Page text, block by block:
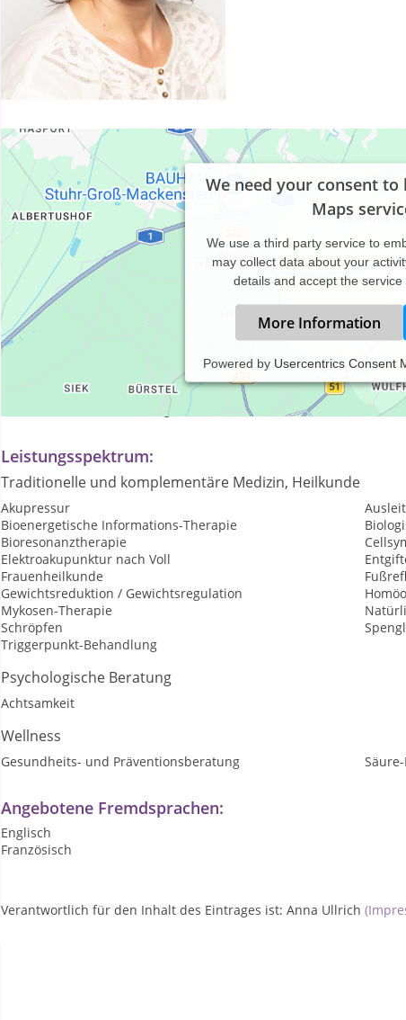
We need your consent to
Maps
We use a third party service to
may collect data about your
details and accept the service
More Information
Powered by Usercentrics Consent
Praxiszeiten:
Termine nach Vereinbarung.
Leistungsspektrum:
Traditionelle und komplementäre Medizin, Heilkunde
Akupressur
Bioenergetische Informations-Therapie
Bioresonanztherapie
Elektroakupunktur nach Voll
Frauenheilkunde
Gewichtsreduktion / Gewichtsregulation
Mykosen-Therapie
Schröpfen
Triggerpunkt-Behandlung
Psychologische Beratung
Achtsamkeit
Wellness
Gesundheits- und Präventionsberatung
Angebotene Fremdsprachen:
Englisch
Französisch
Verantwortlich für den Inhalt des Eintrages ist: Anna Ullrich